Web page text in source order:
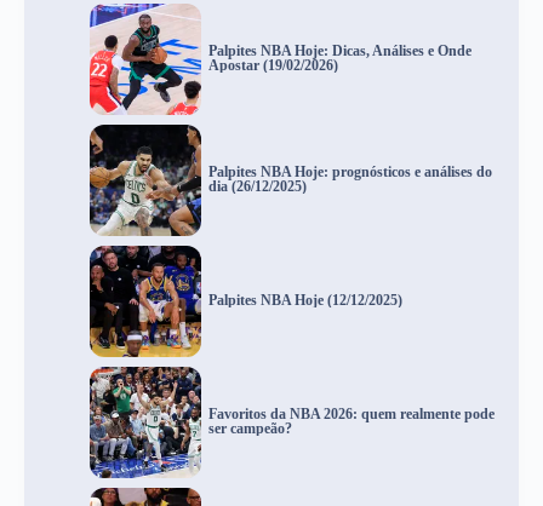
Palpites NBA Hoje: Dicas, Análises e Onde
Apostar (19/02/2026)
Palpites NBA Hoje: prognósticos e análises do
dia (26/12/2025)
Palpites NBA Hoje (12/12/2025)
Favoritos da NBA 2026: quem realmente pode
ser campeão?